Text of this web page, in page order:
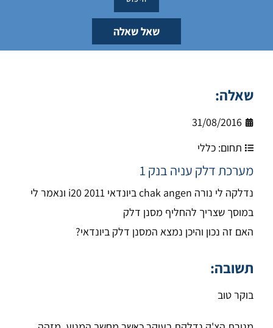
שאל שאלה
שאלה:
31/08/2016
תחום: כללי
מערכת דלק עניה בנק 1
נדלקה לי נורה chak angen ביונדאי i20 2011 ונאמר לי
במוסך שצריך להחליף מסנן דלק
האם זה נכון והיכן נמצא המסנן דלק ביונדאי?
תשובה:
בוקר טוב